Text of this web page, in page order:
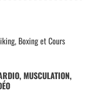
MUSCULATION,
Boxing et Cours